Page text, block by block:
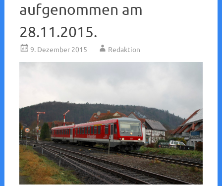
aufgenommen am
28.11.2015.
9. Dezember 2015 Redaktion